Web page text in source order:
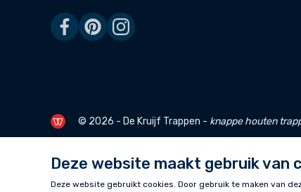
© 2026 - De Kruijf Trappen - knappehouten
Deze website maakt gebruik van
Deze website gebruikt cookies. Door gebruik te maken van